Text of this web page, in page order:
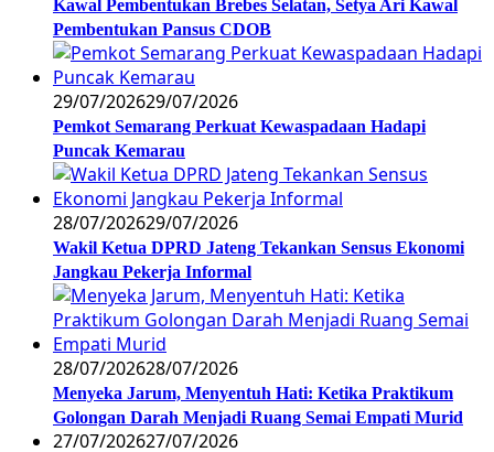
Kawal Pembentukan Brebes Selatan, Setya Ari Kawal
Pembentukan Pansus CDOB
29/07/202629/07/2026
Pemkot Semarang Perkuat Kewaspadaan Hadapi
Puncak Kemarau
28/07/202629/07/2026
Wakil Ketua DPRD Jateng Tekankan Sensus Ekonomi
Jangkau Pekerja Informal
28/07/202628/07/2026
Menyeka Jarum, Menyentuh Hati: Ketika Praktikum
Golongan Darah Menjadi Ruang Semai Empati Murid
27/07/202627/07/2026